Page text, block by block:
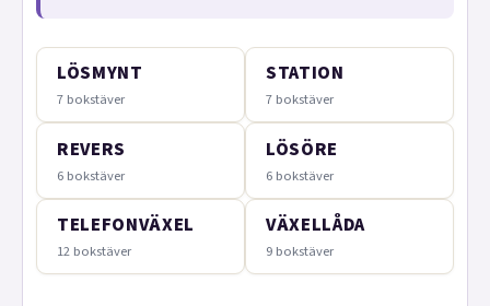
LÖSMYNT
7 bokstäver
STATION
7 bokstäver
REVERS
6 bokstäver
LÖSÖRE
6 bokstäver
TELEFONVÄXEL
12 bokstäver
VÄXELLÅDA
9 bokstäver